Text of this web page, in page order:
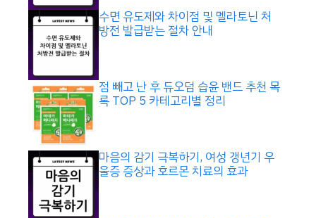
수면 유도제와 차이점 및 멜라토닌 처
방전 발급받는 절차 안내
점 빼고 난 후 듀오덤 습윤 밴드 추천 목
록 TOP 5 카테고리별 정리
마음의 감기 극복하기, 여성 갱년기 우
울증 증상과 호르몬 치료의 효과